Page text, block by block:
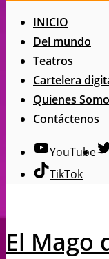
INICIO
Del mundo
Teatros
Cartelera
Quienes
Contáctenos
YouTube
TikTok
El Mago